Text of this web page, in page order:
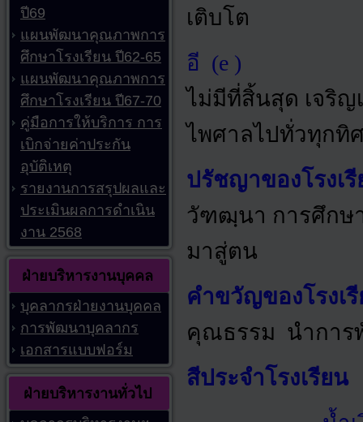
ปี69
แผนพัฒนาคุณภาพการ
ศึกษาโรงเรียน ปี62-65
แผนพัฒนาคุณภาพการ
ศึกษาโรงเรียน ปี67-70
คู่มือการให้บริการ การ
เบิกจ่ายค่าประกัน
อุบัติเหตุ
รายงานการสรุปผลและ
ประเมินผลการดำเนิน
งาน 2568
ฝ่ายบริหารงานบุคคล
บุคลากรฝ่ายงานบุคคล
การพัฒนาบุคลากร
เอกสารแบบฟอร์ม
ฝ่ายบริหารงานทั่วไป
เติบโต
อี (e )
ไม่มีที่สิ้นสุด เจริญ
ไพศาลไปทั่วทุกทิ
ปรัชญาของโรงเ
วัฑฒฺนา การศึก
มาสู่ตน
คำขวัญของโรงเ
คุณธรรม นำกา
สีประจำโรงเรียน